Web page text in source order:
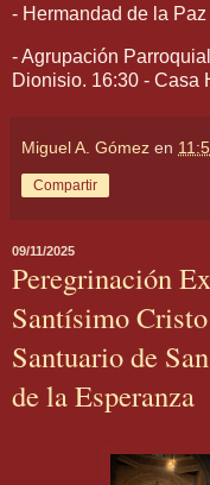
- Hermandad de la
- Agrupación
Dionisio. 16:30 - Casa
Miguel A. Gómez en
Compartir
09/11/2025
Peregrinación
Santísimo
Santuario de
de la Esperanza